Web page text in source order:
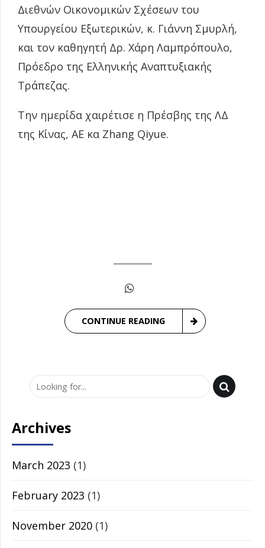
Διεθνών Οικονομικών Σχέσεων του
Υπουργείου Εξωτερικών, κ. Γιάννη Σμυρλή,
και τον καθηγητή Δρ. Χάρη Λαμπρόπουλο,
Πρόεδρο της Ελληνικής Αναπτυξιακής
Τράπεζας.
Την ημερίδα χαιρέτισε η Πρέσβης της ΛΔ
της Κίνας, ΑΕ κα Zhang Qiyue.
CONTINUE READING
Archives
March 2023 (1)
February 2023 (1)
November 2020 (1)